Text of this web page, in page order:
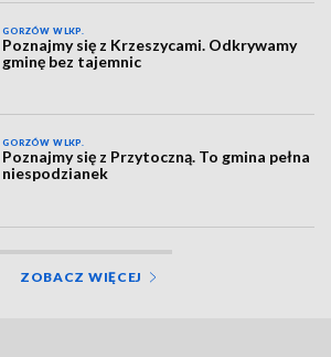
GORZÓW WLKP.
Poznajmy się z Krzeszycami. Odkrywamy
gminę bez tajemnic
GORZÓW WLKP.
Poznajmy się z Przytoczną. To gmina pełna
niespodzianek
ZOBACZ WIĘCEJ